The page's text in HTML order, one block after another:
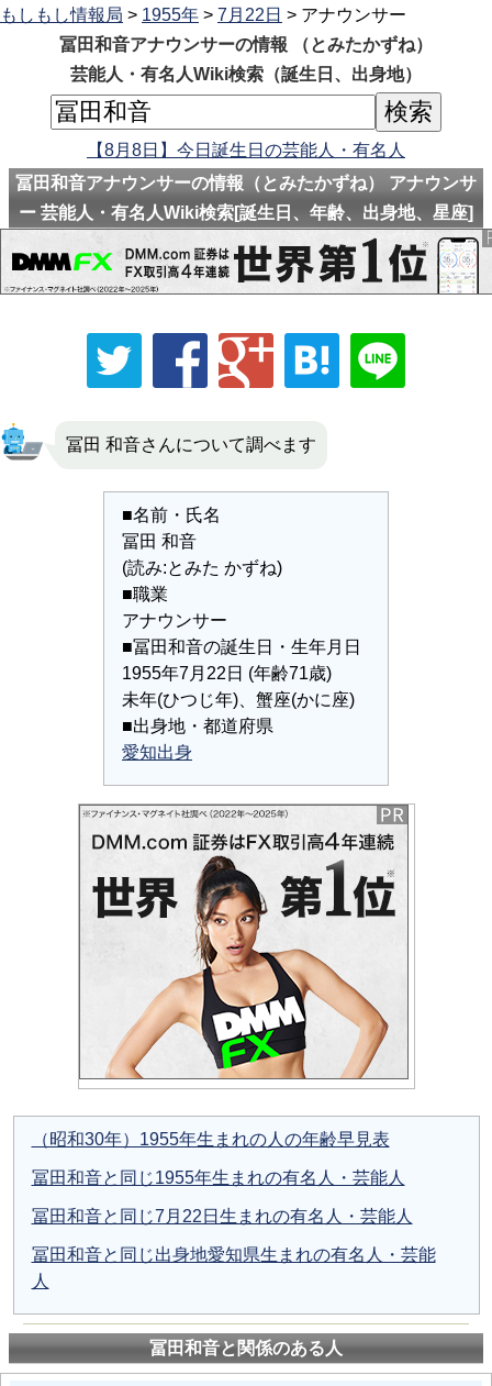
もしもし情報局 > 1955年 > 7月22日 > アナウンサー
冨田和音アナウンサーの情報 （とみたかずね）
芸能人・有名人Wiki検索（誕生日、出身地）
【8月8日】今日誕生日の芸能人・有名人
冨田和音アナウンサーの情報（とみたかずね） アナウンサ
ー 芸能人・有名人Wiki検索[誕生日、年齢、出身地、星座]
冨田 和音さんについて調べます
■名前・氏名
冨田 和音
(読み:とみた かずね)
■職業
アナウンサー
■冨田和音の誕生日・生年月日
1955年7月22日 (年齢71歳)
未年(ひつじ年)、蟹座(かに座)
■出身地・都道府県
愛知出身
（昭和30年）1955年生まれの人の年齢早見表
冨田和音と同じ1955年生まれの有名人・芸能人
冨田和音と同じ7月22日生まれの有名人・芸能人
冨田和音と同じ出身地愛知県生まれの有名人・芸能
人
冨田和音と関係のある人